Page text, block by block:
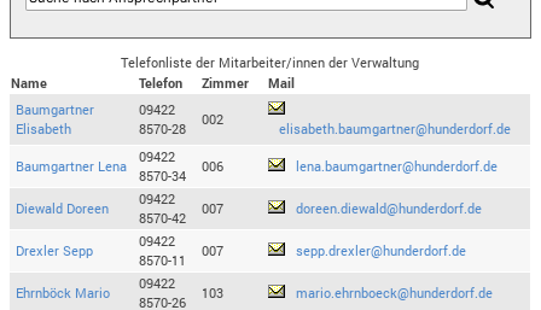
Telefonliste der Mitarbeiter/innen der Verwaltung
Name
Telefon Zimmer
Mail
Baumgartner
Elisabeth
09422
8570-28
002
elisabeth.baumgartner@hunderdorf.de
Baumgartner Lena
09422
8570-34
006 lena.baumgartner@hunderdorf.de
Diewald Doreen
09422
8570-42
007 doreen.diewald@hunderdorf.de
Drexler Sepp
09422
8570-11
007 sepp.drexler@hunderdorf.de
Ehrnböck Mario
09422
8570-26
103 mario.ehrnboeck@hunderdorf.de